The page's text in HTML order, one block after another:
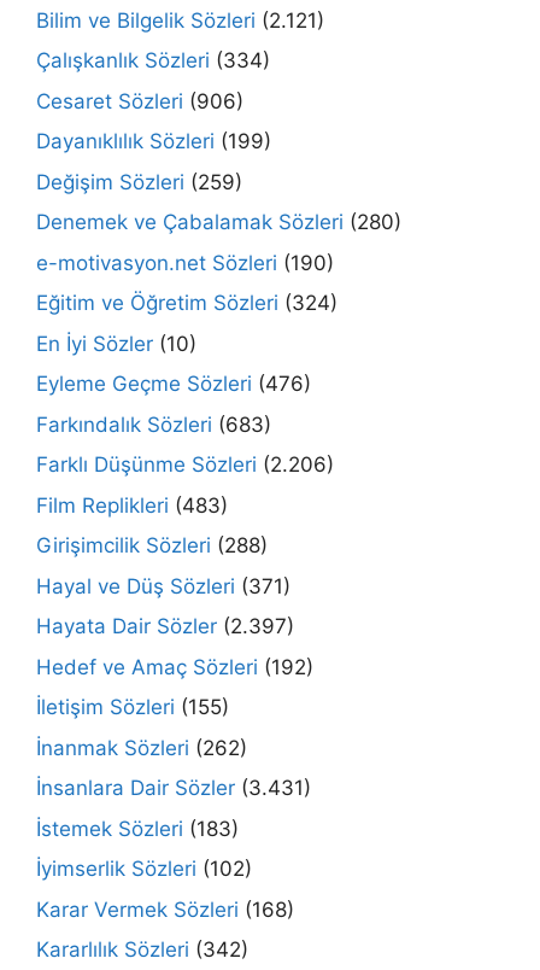
Bilim ve Bilgelik Sözleri (2.121)
Çalışkanlık Sözleri (334)
Cesaret Sözleri (906)
Dayanıklılık Sözleri (199)
Değişim Sözleri (259)
Denemek ve Çabalamak Sözleri (280)
e-motivasyon.net Sözleri (190)
Eğitim ve Öğretim Sözleri (324)
En İyi Sözler (10)
Eyleme Geçme Sözleri (476)
Farkındalık Sözleri (683)
Farklı Düşünme Sözleri (2.206)
Film Replikleri (483)
Girişimcilik Sözleri (288)
Hayal ve Düş Sözleri (371)
Hayata Dair Sözler (2.397)
Hedef ve Amaç Sözleri (192)
İletişim Sözleri (155)
İnanmak Sözleri (262)
İnsanlara Dair Sözler (3.431)
İstemek Sözleri (183)
İyimserlik Sözleri (102)
Karar Vermek Sözleri (168)
Kararlılık Sözleri (342)